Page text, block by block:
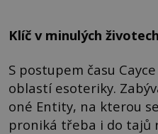
Klíč v minulých
S postupem času
oblastí esoteriky.
oné Entity, na kterou
proniká třeba i do tajů